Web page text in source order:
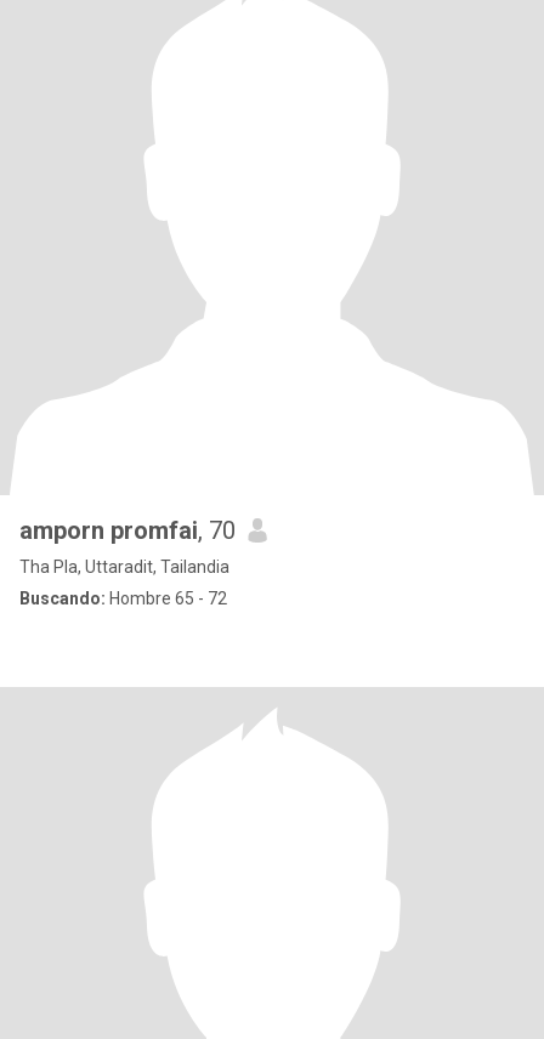
amporn promfai, 70
Tha Pla, Uttaradit, Tailandia
Buscando: Hombre 65 - 72